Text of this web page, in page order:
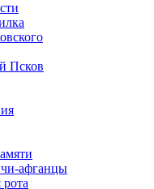
Псков
афганцы